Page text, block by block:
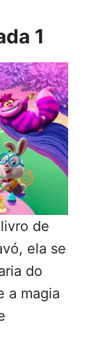
1
de
ela se
do
a magia